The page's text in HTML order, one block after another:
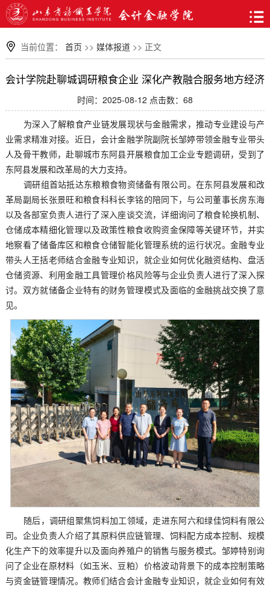
当前位置： 首页 >> 媒体报道>> 正文
会计学院赴聊城调研粮食企业 深化产教融合服务地方经济
时间：2025-08-12 点击数： 68
为深入了解粮食产业链发展现状与金融需求，推动专业建设与产
业需求精准对接。近日，会计金融学院副院长邹婷带领金融专业带头
人及骨干教师，赴聊城市东阿县开展粮食加工企业专题调研，受到了
东阿县发展和改革局的大力支持。
调研组首站抵达东粮粮食物资储备有限公司。在东阿县发展和改
革局 副局长张景旺和粮食科科长李铭的陪同下，与公司董事长房东海
以及各部室负责人进行了深入座谈交流，详细询问了粮食轮换机制、
仓储成本精细化管理以及政策性粮食收购资金保障等关键环节，并实
地察看了储备库区和粮食仓储智能化管理系统的运行状况。 金融专业
带头人 王括老师结合金融专业知识，就企业如何优化融资结构、盘活
仓储资源、利用金融工具管理价格风险等与企业负责人进行了深入探
讨。双方就储备企业特有的财务管理模式及面临的金融挑战交换了意
见。
随后，调研组聚焦饲料加工领域，走进东阿六和绿佳饲料有限公
司。企业负责人介绍了其原料供应链管理、饲料配方成本控制、规模
化生产下的效率提升以及面向养殖户的销售与服务模式。邹婷特别询
问了企业在原材料（如玉米、豆粕）价格波动背景下的成本控制策略
与资金链管理情况。教师们结合会计金融专业知识，就企业如何有效